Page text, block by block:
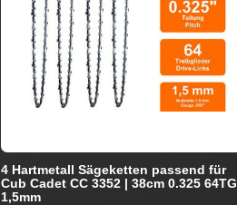
4 Hartmetall Sägeketten passend für
Cub Cadet CC 3352 | 38cm 0.325 64TG
1,5mm